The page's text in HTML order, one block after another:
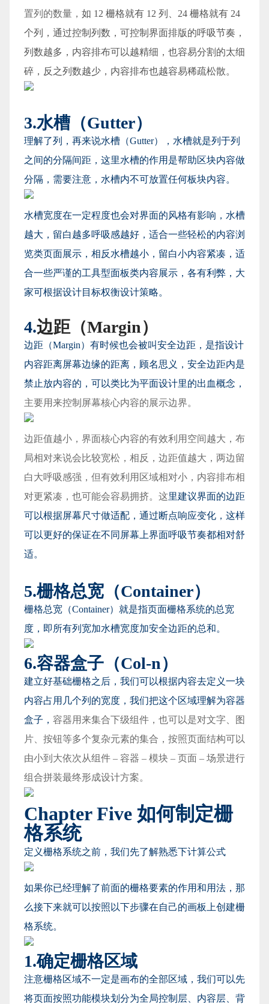
置列的数量， 如 12 栅格就有 12 列、24 栅格就有 24
个列，通过控制列数，可控制界面排版的呼吸节奏，
列数越多，内容排布可以越精细，也容易分割的太细
碎，反之列数越少，内容排布也越容易稀疏松散。
3.水槽（Gutter）
理解了列，再来说水槽（Gutter），水槽就是列于列
之间的分隔间距，这里水槽的作用是帮助区块内容做
分隔，需要注意，水槽内不可放置任何板块内容。
水槽宽度在一定程度也会对界面的风格有影响，水槽
越大，留白越多呼吸感越好，适合一些轻松的内容浏
览类页面展示，相反水槽越小，留白小内容紧凑，适
合一些严谨的工具型面板类内容展示，各有利弊，大
家可根据设计目标权衡设计策略。
4.边距（Margin）
边距（Margin）有时候也会被叫安全边距，是指设计
内容距离屏幕边缘的距离，顾名思义，安全边距内是
禁止放内容的，可以类比为平面设计里的出血概念，
主要用来控制屏幕核心内容的展示边界。
边距值越小，界面核心内容的有效利用空间越大，布
局相对来说会比较宽松，相反，边距值越大，两边留
白大呼吸感强，但有效利用区域相对小，内容排布相
对更紧凑，也可能会容易拥挤。这里建议界面的边距
可以根据屏幕尺寸做适配，通过断点响应变化，这样
可以更好的保证在不同屏幕上界面呼吸节奏都相对舒
适。
5.栅格总宽（Container）
栅格总宽（Container）就是指页面栅格系统的总宽
度，即所有列宽加水槽宽度加安全边距的总和。
6.容器盒子（Col-n）
建立好基础栅格之后，我们可以根据内容去定义一块
内容占用几个列的宽度，我们把这个区域理解为容器
盒子， 容器用来集合下级组件，也可以是对文字、图
片、按钮等多个复杂元素的集合，按照页面结构可以
由小到大依次从组件 – 容器 – 模块 – 页面 – 场景进行
组合拼装最终形成设计方案。
Chapter Five 如何制定栅
格系统
定义栅格系统之前，我们先了解熟悉下计算公式
如果你已经理解了前面的栅格要素的作用和用法，那
么接下来就可以按照以下步骤在自己的画板上创建栅
格系统。
1.确定栅格区域
注意栅格区域不一定是画布的全部区域，我们可以先
将页面按照功能模块划分为全局控制层、内容层、背